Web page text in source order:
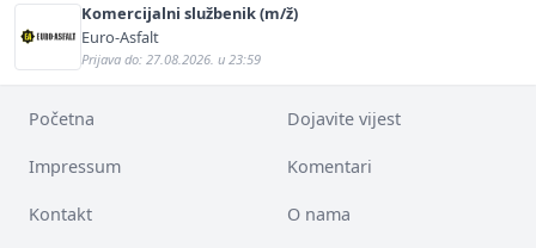
Komercijalni službenik (m/ž)
Euro-Asfalt
Prijava do: 27.08.2026. u 23:59
Početna Dojavite vijest
Impressum Komentari
Kontakt O nama